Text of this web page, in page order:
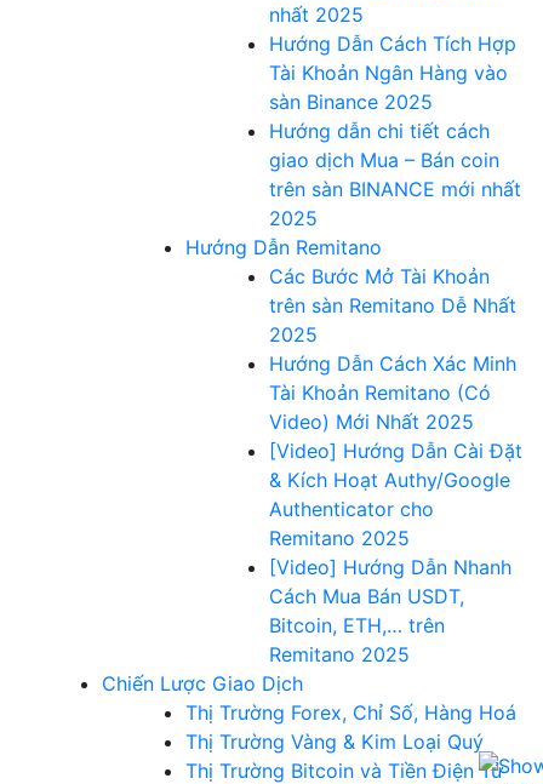
nhất 2025
Hướng Dẫn Cách Tích Hợp
Tài Khoản Ngân Hàng vào
sàn Binance 2025
Hướng dẫn chi tiết cách
giao dịch Mua – Bán coin
trên sàn BINANCE mới nhất
2025
Hướng Dẫn Remitano
Các Bước Mở Tài Khoản
trên sàn Remitano Dễ Nhất
2025
Hướng Dẫn Cách Xác Minh
Tài Khoản Remitano (Có
Video) Mới Nhất 2025
[Video] Hướng Dẫn Cài Đặt
& Kích Hoạt Authy/Google
Authenticator cho
Remitano 2025
[Video] Hướng Dẫn Nhanh
Cách Mua Bán USDT,
Bitcoin, ETH,… trên
Remitano 2025
Chiến Lược Giao Dịch
Thị Trường Forex, Chỉ Số, Hàng Hoá
Thị Trường Vàng & Kim Loại Quý
Thị Trường Bitcoin và Tiền Điện Tử